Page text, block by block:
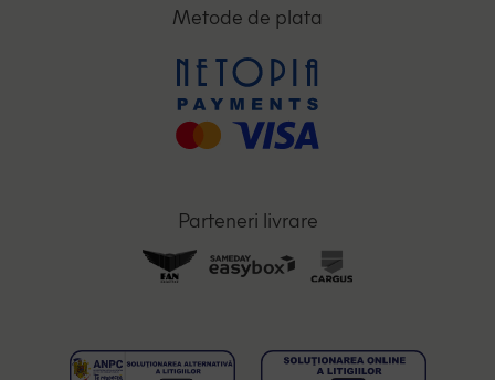
Metode de plata
Parteneri livrare